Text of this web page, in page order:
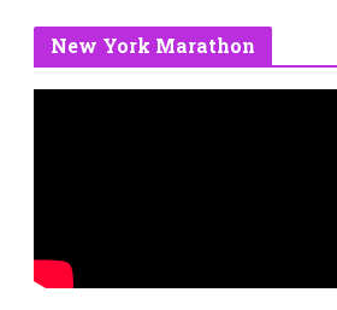
New York Marathon